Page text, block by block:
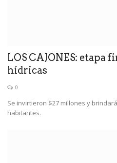
LOS CAJONES: etapa
hídricas
0
Se invirtieron $27 millones y
habitantes.